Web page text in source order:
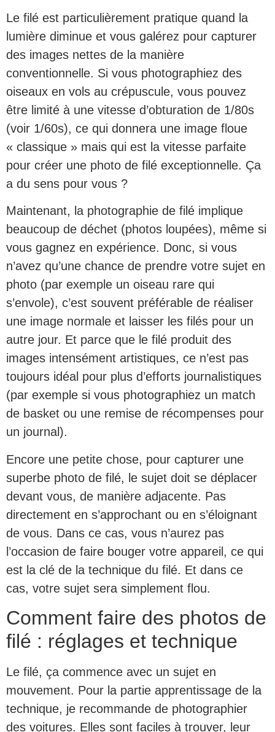
Le filé est particulièrement pratique quand la
lumière diminue et vous galérez pour capturer
des images nettes de la manière
conventionnelle. Si vous photographiez des
oiseaux en vols au crépuscule, vous pouvez
être limité à une vitesse d’obturation de 1/80s
(voir 1/60s), ce qui donnera une image floue
« classique » mais qui est la vitesse parfaite
pour créer une photo de filé exceptionnelle. Ça
a du sens pour vous ?
Maintenant, la photographie de filé implique
beaucoup de déchet (photos loupées), même si
vous gagnez en expérience. Donc, si vous
n’avez qu’une chance de prendre votre sujet en
photo (par exemple un oiseau rare qui
s’envole), c’est souvent préférable de réaliser
une image normale et laisser les filés pour un
autre jour. Et parce que le filé produit des
images intensément artistiques, ce n’est pas
toujours idéal pour plus d’efforts journalistiques
(par exemple si vous photographiez un match
de basket ou une remise de récompenses pour
un journal).
Encore une petite chose, pour capturer une
superbe photo de filé, le sujet doit se déplacer
devant vous, de manière adjacente. Pas
directement en s’approchant ou en s’éloignant
de vous. Dans ce cas, vous n’aurez pas
l’occasion de faire bouger votre appareil, ce qui
est la clé de la technique du filé. Et dans ce
cas, votre sujet sera simplement flou.
Comment faire des photos de
filé : réglages et technique
Le filé, ça commence avec un sujet en
mouvement. Pour la partie apprentissage de la
technique, je recommande de photographier
des voitures. Elles sont faciles à trouver, leur